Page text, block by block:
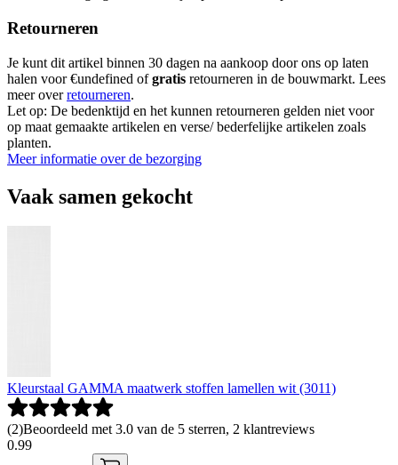
Retourneren
Je kunt dit artikel binnen 30 dagen na aankoop door ons op laten
halen voor €undefined ofgratis retourneren in de bouwmarkt. Lees
meer overretourneren.
Let op: De bedenktijd en het kunnen retourneren gelden niet voor
op maat gemaakte artikelen en verse/ bederfelijke artikelen zoals
planten.
Meer informatie over de bezorging
Vaak samen gekocht
Kleurstaal GAMMA maatwerk stoffen lamellen wit (3011)
(2)Beoordeeld met 3.0 van de 5 sterren, 2 klantreviews
0.99